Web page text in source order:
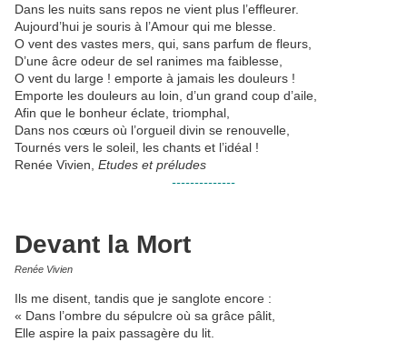
Dans les nuits sans repos ne vient plus l’effleurer.
Aujourd’hui je souris à l’Amour qui me blesse.
O vent des vastes mers, qui, sans parfum de fleurs,
D’une âcre odeur de sel ranimes ma faiblesse,
O vent du large ! emporte à jamais les douleurs !
Emporte les douleurs au loin, d’un grand coup d’aile,
Afin que le bonheur éclate, triomphal,
Dans nos cœurs où l’orgueil divin se renouvelle,
Tournés vers le soleil, les chants et l’idéal !
Renée Vivien, Etudes et préludes
--------------
Devant la Mort
Renée Vivien
Ils me disent, tandis que je sanglote encore :
« Dans l’ombre du sépulcre où sa grâce pâlit,
Elle aspire la paix passagère du lit.